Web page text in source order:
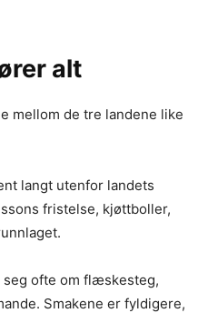
alt
mellom de tre landene like
langt utenfor landets
fristelse, kjøttboller,
ofte om flæskesteg,
Smakene er fyldigere,